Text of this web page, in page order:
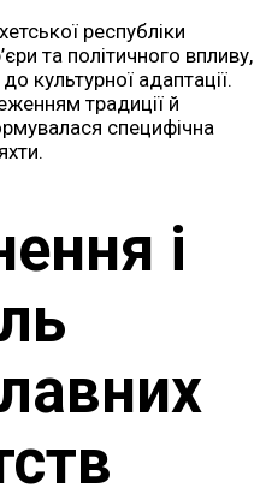
республіки
та політичного впливу,
культурної адаптації.
традиції й
специфічна
і